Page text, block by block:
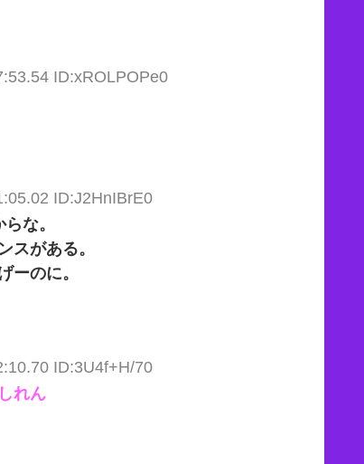
ID:xROLPOPe0
ID:J2HnIBrE0
な。
スがある。
ーのに。
ID:3U4f+H/70
れん